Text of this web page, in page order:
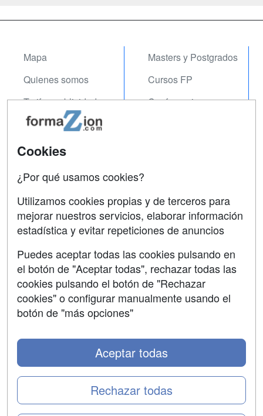
Mapa
Quienes somos
Tarifas publicidad
Acceso Usuarios
Acceso Centros
Masters y Postgrados
Cursos FP
Conferencias
Contactar
Confidencialidad
Aviso legal
Copyleft
Cookies
¿Por qué usamos cookies?
Utilizamos cookies propias y de terceros para
mejorar nuestros servicios, elaborar información
estadística y evitar repeticiones de anuncios
Puedes aceptar todas las cookies pulsando en
el botón de "Aceptar todas", rechazar todas las
cookies pulsando el botón de "Rechazar
cookies" o configurar manualmente usando el
botón de "más opciones"
Rechazar todas
Aceptar todas